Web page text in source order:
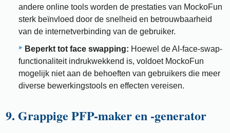
andere online tools worden de prestaties van MockoFun
sterk beïnvloed door de snelheid en betrouwbaarheid
van de internetverbinding van de gebruiker.
Beperkt tot face swapping: Hoewel de AI-face-swap-
functionaliteit indrukwekkend is, voldoet MockoFun
mogelijk niet aan de behoeften van gebruikers die meer
diverse bewerkingstools en effecten vereisen.
9. Grappige PFP-maker en -generator